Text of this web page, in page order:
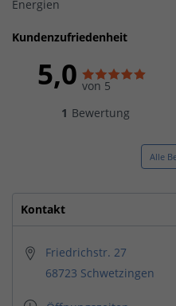
Energien
Kundenzufriedenheit
5,0 von 5
1 Bewertung
Alle
Kontakt
Friedrichstr. 27
68723 Schwetzingen